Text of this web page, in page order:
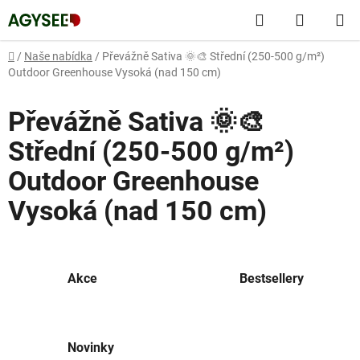
na
obsah
Hledat
KOŠÍK
Domů
/ Naše nabídka / Převážně Sativa 🌞🎨 Střední (250-500 g/m²)
Outdoor Greenhouse Vysoká (nad 150 cm)
Převážně Sativa 🌞🎨
Střední (250-500 g/m²)
Outdoor Greenhouse
Vysoká (nad 150 cm)
Akce Bestsellery
Novinky